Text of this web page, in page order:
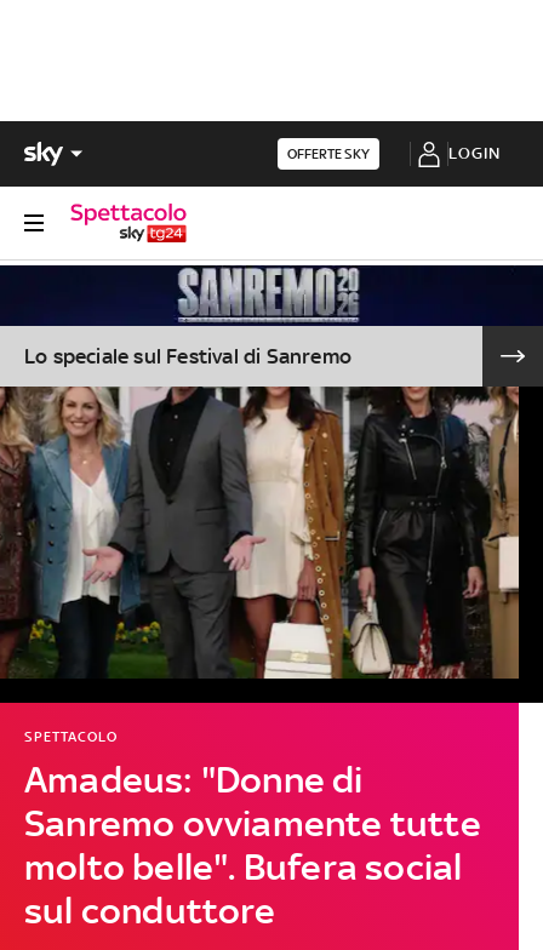
OFFERTE SKY LOGIN
Lo speciale sul Festival di Sanremo
Amadeus: "Donne di
Sanremo ovviamente tutte
molto belle". Bufera social
sul conduttore
SPETTACOLO